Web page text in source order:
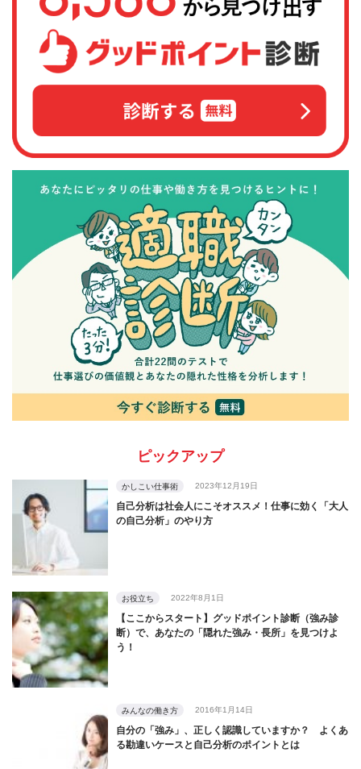
ピックアップ
かしこい仕事術 2023年12月19日
自己分析は社会人にこそオススメ！仕事に効く「大人
の自己分析」のやり方
お役立ち 2022年8月1日
【ここからスタート】グッドポイント診断（強み診
断）で、あなたの「隠れた強み・長所」を見つけよ
う！
みんなの働き方 2016年1月14日
自分の「強み」、正しく認識していますか？ よくあ
る勘違いケースと自己分析のポイントとは